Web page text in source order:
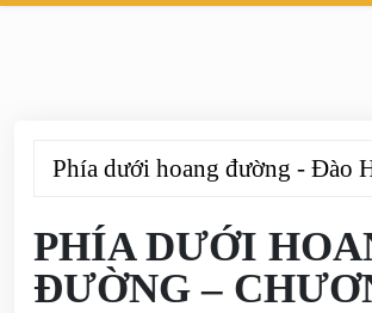
Phía dưới hoang đường - Đào
PHÍA DƯỚI
ĐƯỜNG –